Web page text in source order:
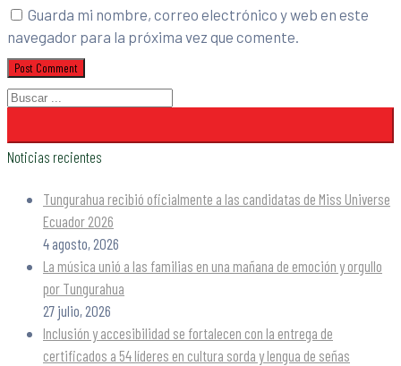
Guarda mi nombre, correo electrónico y web en este
navegador para la próxima vez que comente.
Noticias recientes
Tungurahua recibió oficialmente a las candidatas de Miss Universe
Ecuador 2026
4 agosto, 2026
La música unió a las familias en una mañana de emoción y orgullo
por Tungurahua
27 julio, 2026
Inclusión y accesibilidad se fortalecen con la entrega de
certificados a 54 líderes en cultura sorda y lengua de señas